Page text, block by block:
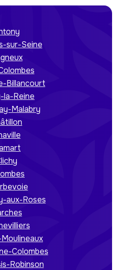
sur-Seine
Billancourt
la-Reine
Malabry
aux-Roses
Colombes
Robinson